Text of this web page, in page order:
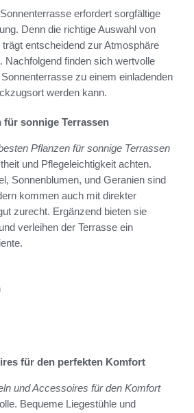
erfordert sorgfältige
Denn die richtige Auswahl von
entscheidend zur Atmosphäre
Nachfolgend finden sich wertvolle
zu einem einladenden
werden kann.
für sonnige Terrassen
Pflanzen für sonnige Terrassen
und Pflegeleichtigkeit achten.
Sonnenblumen, und Geranien sind
kommen auch mit direkter
zurecht. Ergänzend bieten sie
verleihen der Terrasse ein
für den perfekten Komfort
und Accessoires für den Komfort
Bequeme Liegestühle und